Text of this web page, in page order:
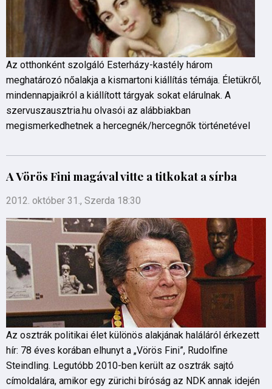
Az otthonként szolgáló Esterházy-kastély három
meghatározó nőalakja a kismartoni kiállítás témája. Életükről,
mindennapjaikról a kiállított tárgyak sokat elárulnak. A
szervuszausztria.hu olvasói az alábbiakban
megismerkedhetnek a hercegnék/hercegnők történetével
A Vörös Fini magával vitte a titkokat a sírba
2012. október 31., Szerda 18:30
Az osztrák politikai élet különös alakjának haláláról érkezett
hír: 78 éves korában elhunyt a „Vörös Fini”, Rudolfine
Steindling. Legutóbb 2010-ben került az osztrák sajtó
címoldalára, amikor egy zürichi bíróság az NDK annak idején